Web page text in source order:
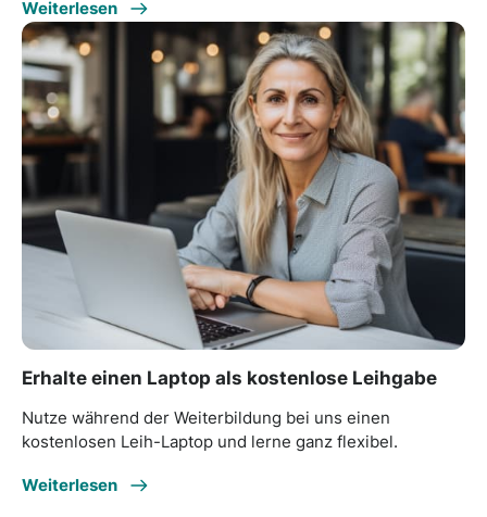
Weiterlesen
Erhalte einen Laptop als kostenlose Leihgabe
Nutze während der Weiterbildung bei uns einen
kostenlosen Leih-Laptop und lerne ganz flexibel.
Weiterlesen